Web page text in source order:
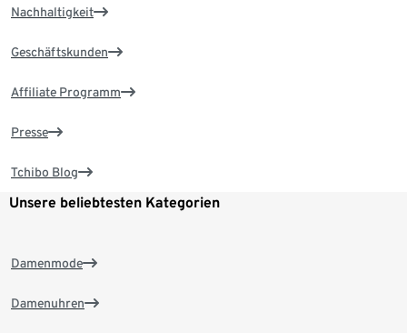
Nachhaltigkeit
Geschäftskunden
Affiliate Programm
Presse
Tchibo Blog
Unsere beliebtesten Kategorien
Damenmode
Damenuhren